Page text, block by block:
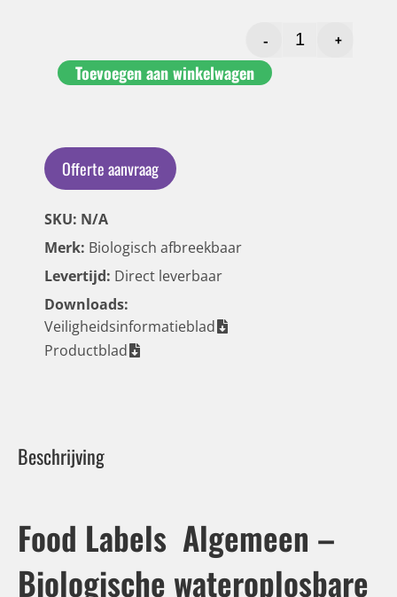
-
+
Toevoegen aan winkelwagen
Offerte aanvraag
SKU: N/A
Merk: Biologisch afbreekbaar
Levertijd: Direct leverbaar
Downloads:
Veiligheidsinformatieblad
Productblad
Beschrijving
Food Labels Algemeen –
Biologische wateroplosbare